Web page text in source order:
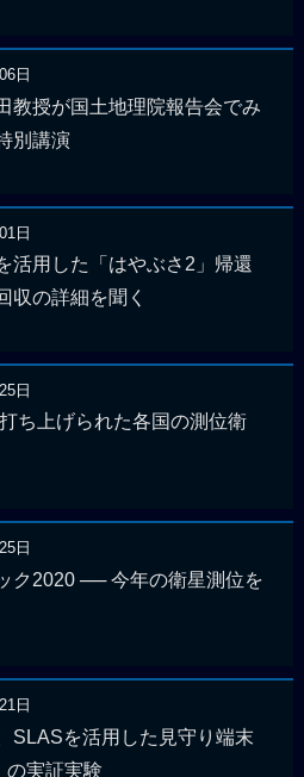
日
教授が国土地理院報告会でみ
別講演
日
活用した「はやぶさ2」帰還
収の詳細を聞く
日
ち上げられた各国の測位衛
日
ク2020 ── 今年の衛星測位を
日
SLASを活用した見守り端末
の実証実験